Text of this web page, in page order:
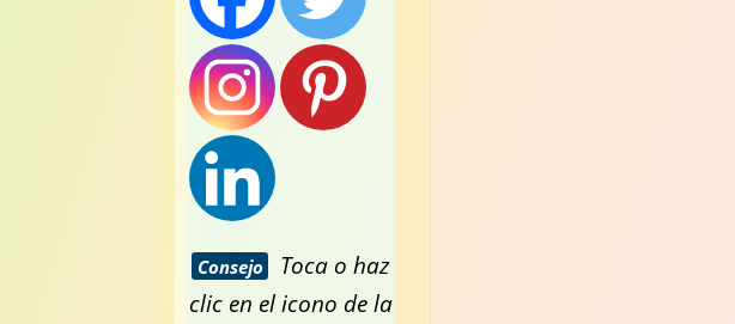
Consejo
Toca o haz
clic en el icono de la